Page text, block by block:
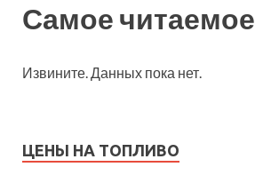
Самое читаемое
Извините. Данных пока нет.
ЦЕНЫ НА ТОПЛИВО